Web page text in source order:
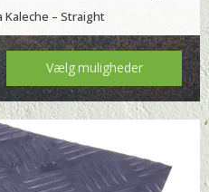
– Straight
Vælg muligheder